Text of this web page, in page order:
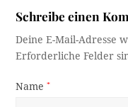
Schreibe einen
Deine E-Mail-Adresse
Erforderliche Felder
Name*